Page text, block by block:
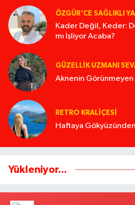
ÖZGÜR'CE SAĞLIKLI
Kader Değil, Keder:
mı İşliyor Acaba?
GÜZELLIK UZMANI
Aknenin Görünmeyen
RETRO KRALIÇESI
Haftaya
Yükleniyor...